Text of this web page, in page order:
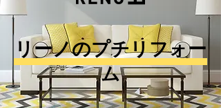
リーノのプチリフォー
ム